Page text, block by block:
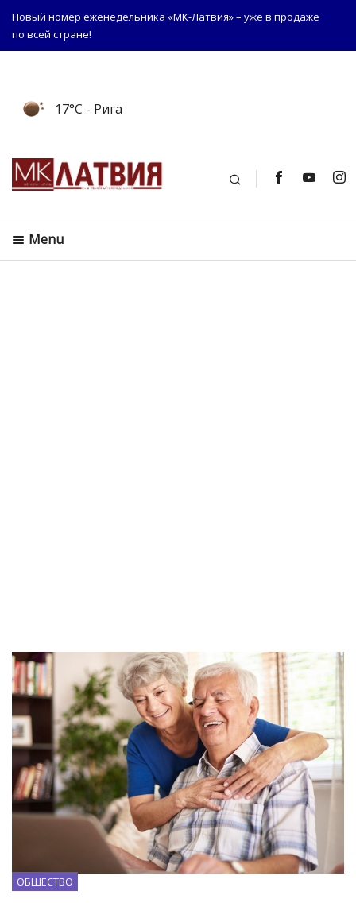
Новый номер еженедельника «МК-Латвия» – уже в продаже
по всей стране!
17°C - Рига
Поиск
Menu
Freepik.com
ОБЩЕСТВО